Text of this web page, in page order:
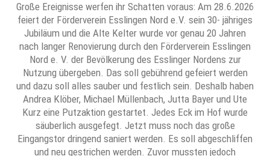
Große Ereignisse werfen ihr Schatten voraus: Am 28.6.2026
feiert der Förderverein Esslingen Nord e.V. sein 30- jähriges
Jubiläum und die Alte Kelter wurde vor genau 20 Jahren
nach langer Renovierung durch den Förderverein Esslingen
Nord e. V. der Bevölkerung des Esslinger Nordens zur
Nutzung übergeben. Das soll gebührend gefeiert werden
und dazu soll alles sauber und festlich sein. Deshalb haben
Andrea Klöber, Michael Müllenbach, Jutta Bayer und Ute
Kurz eine Putzaktion gestartet. Jedes Eck im Hof wurde
säuberlich ausgefegt. Jetzt muss noch das große
Eingangstor dringend saniert werden. Es soll abgeschliffen
und neu gestrichen werden. Zuvor mussten jedoch